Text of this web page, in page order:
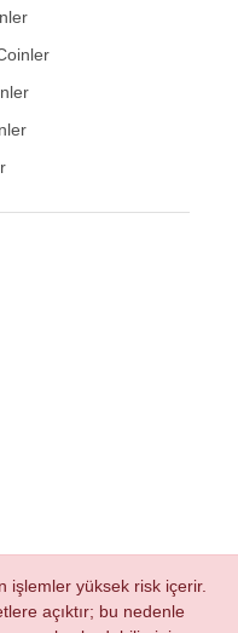
işlemler yüksek risk içerir.
açıktır; bu nedenle